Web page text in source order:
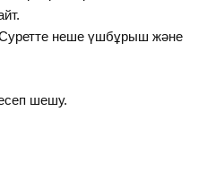
неше үшбұрыш және
шешу.